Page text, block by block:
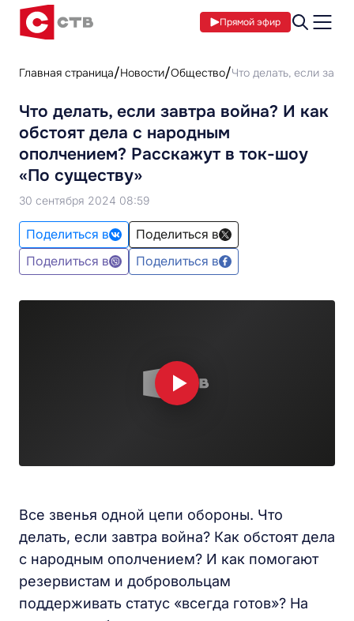
Прямой эфир
Главная страница Новости Общество Что делать, если
Что делать, если завтра война? И как
обстоят дела с народным
ополчением? Расскажут в ток-шоу
«По существу»
30 сентября 2024 08:59
Поделиться в
Поделиться в
Поделиться в
Поделиться в
Все звенья одной цепи обороны. Что
делать, если завтра война? Как обстоят дела
с народным ополчением? И как помогают
резервистам и добровольцам
поддерживать статус «всегда готов»? На